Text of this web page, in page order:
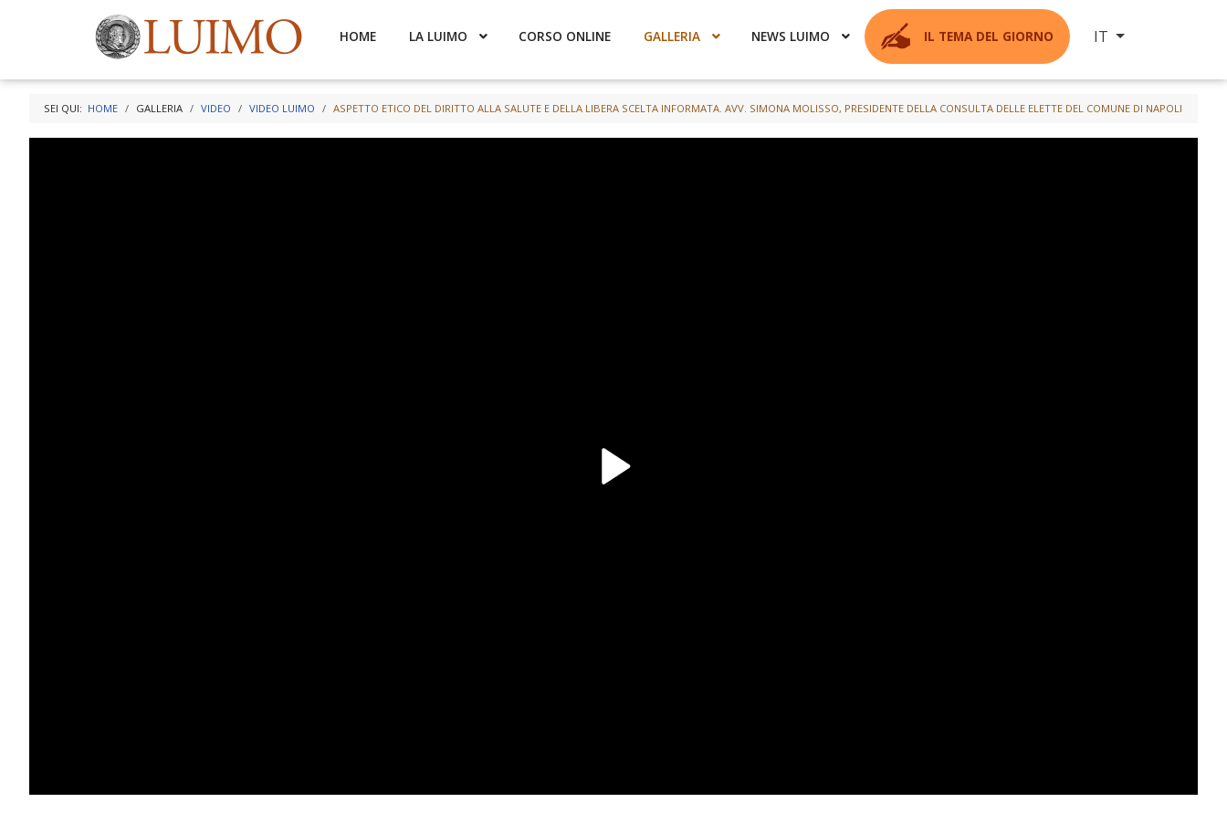
HOME LA LUIMO CORSO ONLINE GALLERIA NEWS LUIMO IL TEMA DEL GIORNO Seleziona la tua
IT
SEI QUI: HOME GALLERIA VIDEO VIDEO LUIMO ASPETTO ETICO DEL DIRITTO ALLA SALUTE E DELLA LIBERA SCELTA INFORMATA. AVV. SIMONA MOLISSO, PRESIDENTE DELLA CONSULTA DELLE ELETTE DEL COMUNE DI NAPOLI